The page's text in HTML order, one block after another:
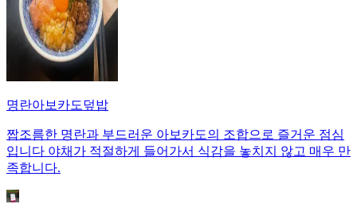
명란아보카도덮밥
짭조름한 명란과 부드러운 아보카도의 조합으로 즐거운 점심
입니다 야채가 적절하게 들어가서 식감을 놓치지 않고 매우 만
족합니다.